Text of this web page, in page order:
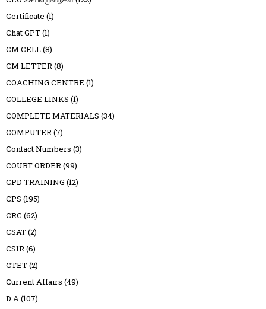
Certificate (1)
Chat GPT(1)
CM CELL(8)
CM LETTER(8)
COACHING CENTRE (1)
COLLEGE LINKS (1)
COMPLETE MATERIALS (34)
COMPUTER(7)
Contact Numbers (3)
COURT ORDER(99)
CPD TRAINING (12)
CPS (195)
CRC (62)
CSAT(2)
CSIR(6)
CTET(2)
Current Affairs (49)
D A(107)